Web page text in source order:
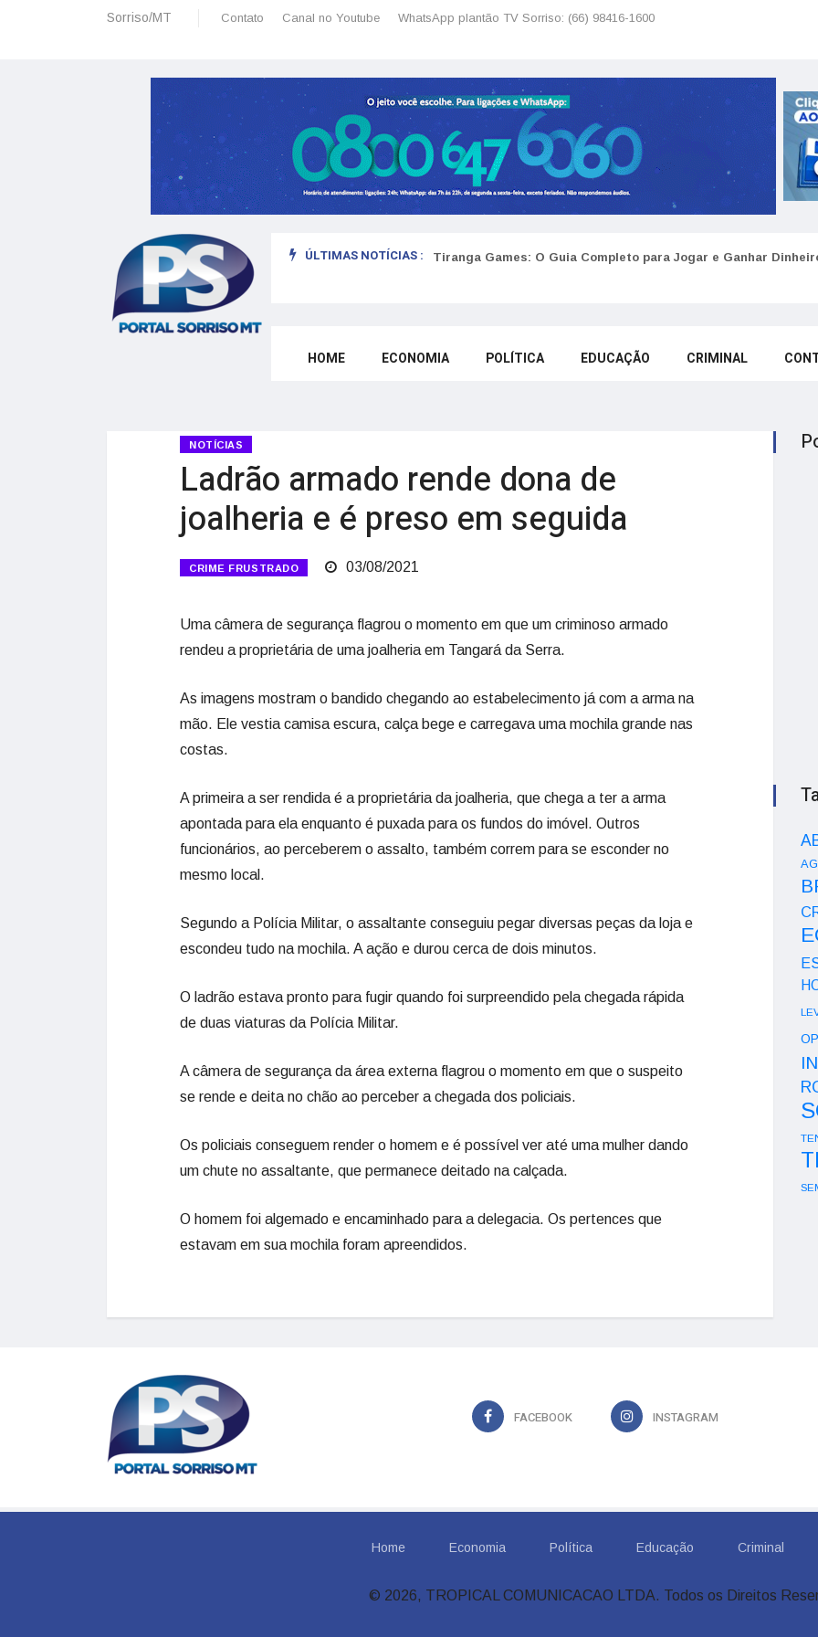
Sorriso/MT Contato Canal no Youtube WhatsApp plantão TV Sorriso: (66) 98416-1600
ÚLTIMAS NOTÍCIAS :
planeamento financeiro detalhado para não passar sufoco Tiranga Games: O Guia Completo para Jogar e Ganhar
HOME ECONOMIA POLÍTICA EDUCAÇÃO CRIMINAL
NOTÍCIAS
Ladrão armado rende dona de
joalheria e é preso em seguida
CRIME FRUSTRADO 03/08/2021
Uma câmera de segurança flagrou o momento em que um criminoso armado
rendeu a proprietária de uma joalheria em Tangará da Serra.
As imagens mostram o bandido chegando ao estabelecimento já com a arma na
mão. Ele vestia camisa escura, calça bege e carregava uma mochila grande nas
costas.
A primeira a ser rendida é a proprietária da joalheria, que chega a ter a arma
apontada para ela enquanto é puxada para os fundos do imóvel. Outros
funcionários, ao perceberem o assalto, também correm para se esconder no
mesmo local.
Segundo a Polícia Militar, o assaltante conseguiu pegar diversas peças da loja e
escondeu tudo na mochila. A ação e durou cerca de dois minutos.
O ladrão estava pronto para fugir quando foi surpreendido pela chegada rápida
de duas viaturas da Polícia Militar.
A câmera de segurança da área externa flagrou o momento em que o suspeito
se rende e deita no chão ao perceber a chegada dos policiais.
Os policiais conseguem render o homem e é possível ver até uma mulher dando
um chute no assaltante, que permanece deitado na calçada.
O homem foi algemado e encaminhado para a delegacia. Os pertences que
estavam em sua mochila foram apreendidos.
FACEBOOK INSTAGRAM
Home Economia Política Educação Criminal
© 2026, TROPICAL COMUNICACAO LTDA. Todos os Direitos